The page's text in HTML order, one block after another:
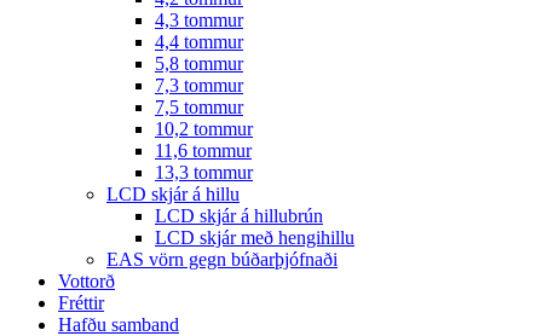
4,3 tommur
4,4 tommur
5,8 tommur
7,3 tommur
7,5 tommur
10,2 tommur
11,6 tommur
13,3 tommur
LCD skjár á hillu
LCD skjár á hillubrún
LCD skjár með hengihillu
EAS vörn gegn búðarþjófnaði
Vottorð
Fréttir
Hafðu samband